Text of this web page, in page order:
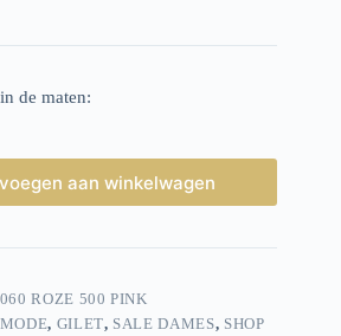
de maten:
aan winkelwagen
ROZE 500 PINK
, GILET, SALE DAMES, SHOP